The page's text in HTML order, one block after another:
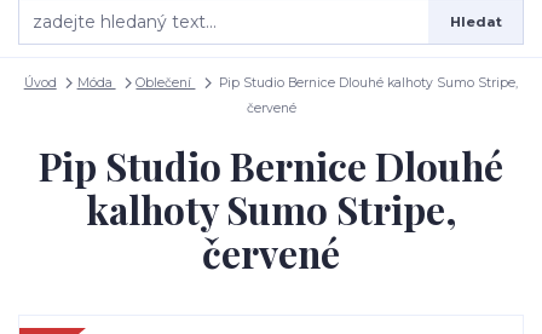
Hledat
Úvod Móda Oblečení
Pip Studio Bernice Dlouhé kalhoty Sumo Stripe,
červené
Pip Studio Bernice Dlouhé
kalhoty Sumo Stripe,
červené